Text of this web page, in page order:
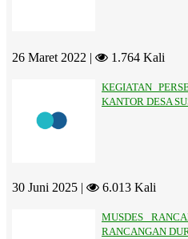
26 Maret 2022 | 1.764 Kali
KEGIATAN
KANTOR DESA
30 Juni 2025 | 6.013 Kali
MUSDES
RANCANGAN